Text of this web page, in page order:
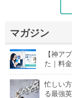
マガジン
【神ア
た｜料
忙しい
る最強